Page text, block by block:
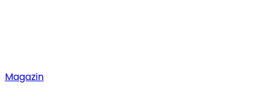
Magazin